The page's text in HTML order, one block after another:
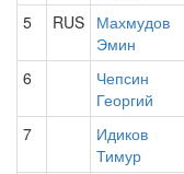
5 RUS Махмудов
Эмин
6
Чепсин
Георгий
7
Идиков
Тимур